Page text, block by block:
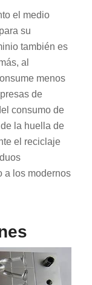
el medio
su
también es
al
menos
de
consumo de
la huella de
el reciclaje
a los modernos